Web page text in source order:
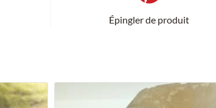
Épingler de produit